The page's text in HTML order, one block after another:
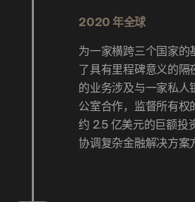
2020 年全球
为一家横跨三个国家的
了具有里程碑意义的隔
的业务涉及与一家私人
公室合作，监督所有权
约 2.5 亿美元的巨额投
协调复杂金融解决方案